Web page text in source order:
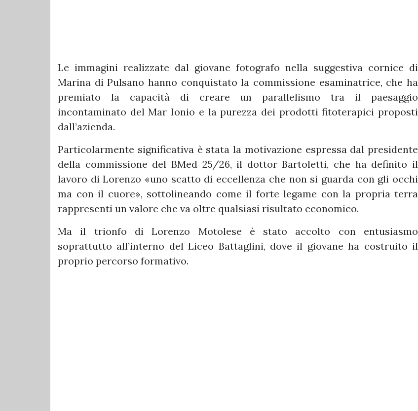
Le immagini realizzate dal giovane fotografo nella suggestiva cornice di
Marina di Pulsano hanno conquistato la commissione esaminatrice, che ha
premiato la capacità di creare un parallelismo tra il paesaggio
incontaminato del Mar Ionio e la purezza dei prodotti fitoterapici proposti
dall’azienda.
Particolarmente significativa è stata la motivazione espressa dal presidente
della commissione del BMed 25/26, il dottor Bartoletti, che ha definito il
lavoro di Lorenzo «uno scatto di eccellenza che non si guarda con gli occhi
ma con il cuore», sottolineando come il forte legame con la propria terra
rappresenti un valore che va oltre qualsiasi risultato economico.
Ma il trionfo di Lorenzo Motolese è stato accolto con entusiasmo
soprattutto all’interno del Liceo Battaglini, dove il giovane ha costruito il
proprio percorso formativo.